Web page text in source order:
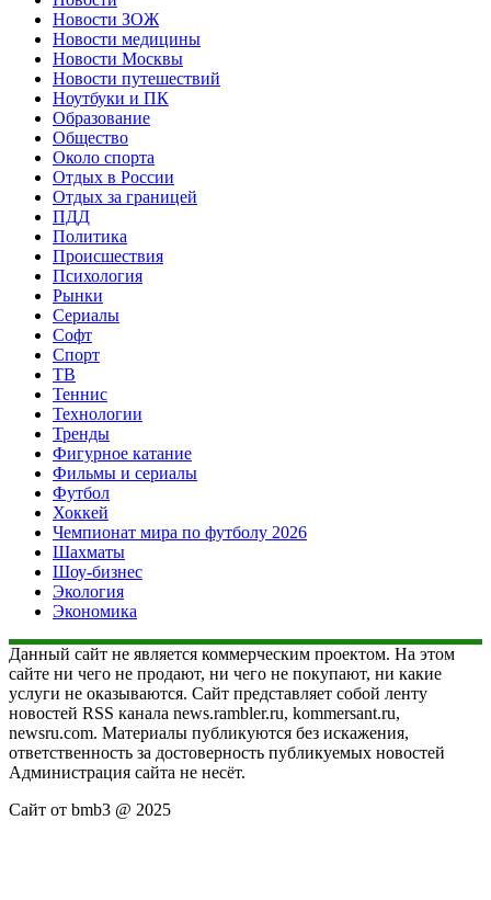
Новости ЗОЖ
Новости медицины
Новости Москвы
Новости путешествий
Ноутбуки и ПК
Образование
Общество
Около спорта
Отдых в России
Отдых за границей
ПДД
Политика
Происшествия
Психология
Рынки
Сериалы
Софт
Спорт
ТВ
Теннис
Технологии
Тренды
Фигурное катание
Фильмы и сериалы
Футбол
Хоккей
Чемпионат мира по футболу 2026
Шахматы
Шоу-бизнес
Экология
Экономика
Данный сайт не является коммерческим проектом. На этом
сайте ни чего не продают, ни чего не покупают, ни какие
услуги не оказываются. Сайт представляет собой ленту
новостей RSS канала news.rambler.ru, kommersant.ru,
newsru.com. Материалы публикуются без искажения,
ответственность за достоверность публикуемых новостей
Администрация сайта не несёт.
Сайт от bmb3 @ 2025